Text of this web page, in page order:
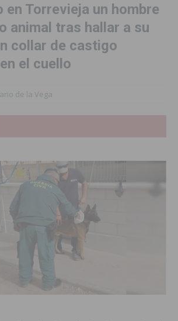
en Torrevieja un hombre
animal tras hallar a su
collar de castigo
el cuello
de la Vega